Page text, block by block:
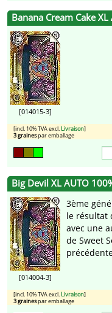
Banana Cream Cake
[014015-3]
[incl. 10% TVA excl. Livraison]
3 grainespar emballage
Big Devil XL AUTO
[014004-3]
3ème
le résultat
avec une
de Sweet
[incl. 10% TVA excl. Livraison]
3 grainespar emballage